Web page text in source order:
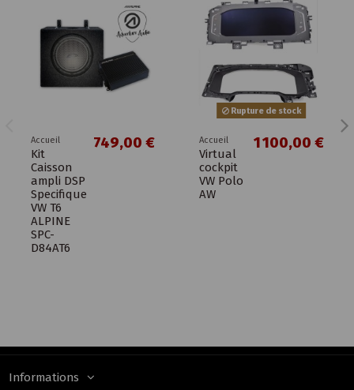
Accueil
Kit
Caisson
ampli DSP
Specifique
VW T6
ALPINE
SPC-
D84AT6
749,00 €
Rupture de stock
Accueil
Virtual
cockpit
VW Polo
AW
1 100,00 €
Informations